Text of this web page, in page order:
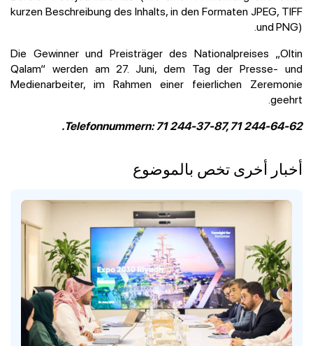
kurzen Beschreibung des Inhalts, in den Formaten JPEG, TIFF
und PNG).
Die Gewinner und Preisträger des Nationalpreises „Oltin
Qalam“ werden am 27. Juni, dem Tag der Presse- und
Medienarbeiter, im Rahmen einer feierlichen Zeremonie
geehrt.
Telefonnummern: 71 244-37-87, 71 244-64-62.
أخبار أخرى تخص بالموضوع